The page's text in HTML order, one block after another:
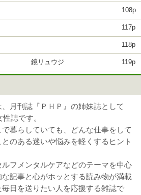
108p
117p
118p
鏡リュウジ 119p
、月刊誌『ＰＨＰ』の姉妹誌として
誌です。
暮らしていても、どんな仕事をして
のある迷いや悩みを軽くするヒント
フメンタルケアなどのテーマを中心
記事と心がホッとする読み物が満載
日を送りたい人を応援する雑誌で